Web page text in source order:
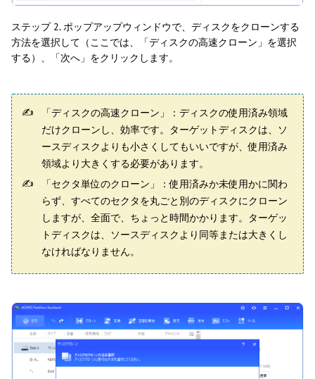
ステップ 2. ポップアップウィンドウで、ディスクをクローンする
方法を選択して（ここでは、「ディスクの高速クローン」を選択
する）、「次へ」をクリックします。
「ディスクの高速クローン」：ディスクの使用済み領域
だけクローンし、効率です。ターゲットディスクは、ソ
ースディスクよりも小さくしてもいいですが、使用済み
領域より大きくする必要があります。
「セクタ単位のクローン」：使用済みか未使用かに関わ
らず、すべてのセクタを丸ごと別のディスクにクローン
しますが、全面で、ちょっと時間かかります。ターゲッ
トディスクは、ソースディスクより同等または大きくし
なければなりません。